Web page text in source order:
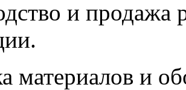
и продажа
материалов и